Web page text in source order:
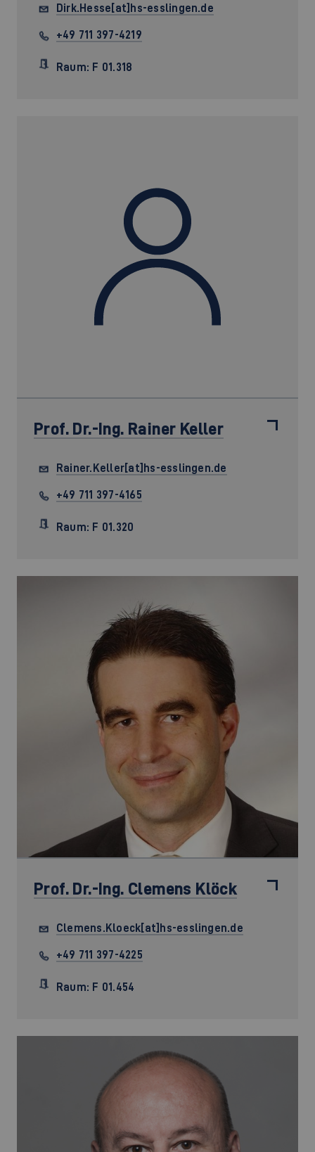
Dirk.Hesse[at]hs-esslingen.de
+49 711 397-4219
Raum: F 01.318
Prof. Dr.-Ing. Rainer Keller
Rainer.Keller[at]hs-esslingen.de
+49 711 397-4165
Raum: F 01.320
Prof. Dr.-Ing. Clemens Klöck
Clemens.Kloeck[at]hs-esslingen.de
+49 711 397-4225
Raum: F 01.454